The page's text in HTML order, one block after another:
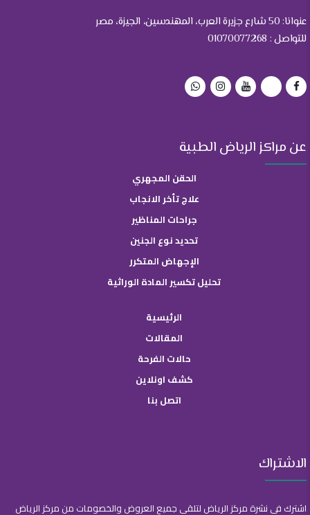
عنوانا: 50 شارع جزيرة العرب، المهندسين، الجيزة، مصر
للتواصل : 01070077268
عن مراكز الرياض الطبية
الحقن المجهري
علاج تأخر الانجاب
جراحات المناظير
تحديد نوع الجنين
الإجهاض المتكرر
تحليل تكسير المادة الوراثية
الرئيسية
المقالات
حالات الفرحة
كشف اونلاين
اتصل بنا
الاشتراك
اشترك في نشرة مركز الرياض لتلقي جميع العروض والخصومات من مركز الرياض